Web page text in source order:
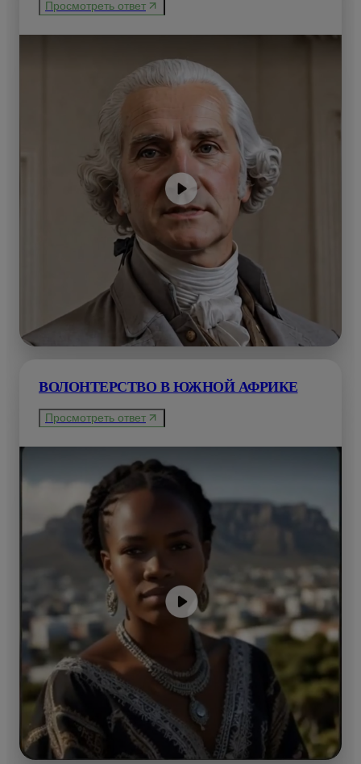
Просмотреть ответ
ВОЛОНТЕРСТВО В ЮЖНОЙ АФРИКЕ
Просмотреть ответ